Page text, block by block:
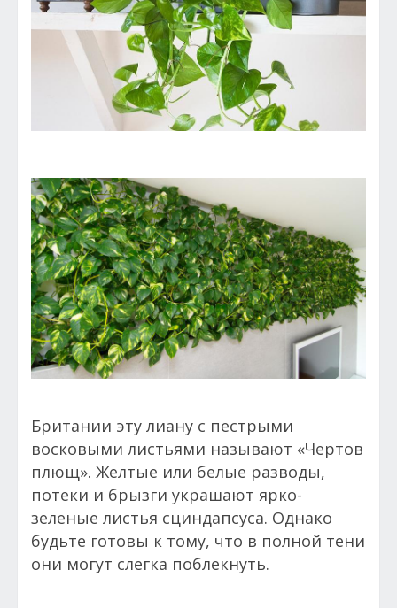
Британии эту лиану с пестрыми
восковыми листьями называют «Чертов
плющ». Желтые или белые разводы,
потеки и брызги украшают ярко-
зеленые листья сциндапсуса. Однако
будьте готовы к тому, что в полной тени
они могут слегка поблекнуть.